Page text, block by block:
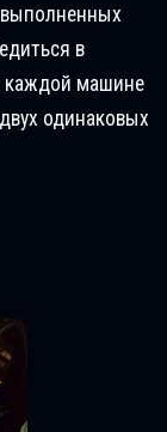
выполненных
в
каждой машине
одинаковых